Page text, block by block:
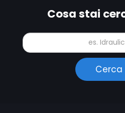
Cosa stai